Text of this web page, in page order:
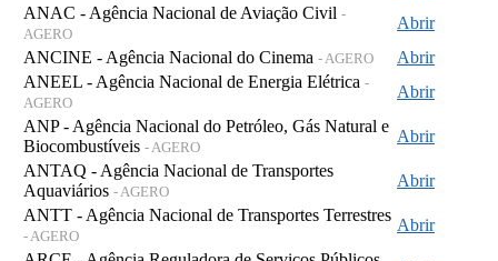
ANAC - Agência Nacional de Aviação Civil -
AGERO
Abrir
ANCINE - Agência Nacional do Cinema - AGERO
Abrir
ANEEL - Agência Nacional de Energia Elétrica -
AGERO
Abrir
ANP - Agência Nacional do Petróleo, Gás Natural e
Biocombustíveis - AGERO
Abrir
ANTAQ - Agência Nacional de Transportes
Aquaviários - AGERO
Abrir
ANTT - Agência Nacional de Transportes Terrestres
- AGERO
Abrir